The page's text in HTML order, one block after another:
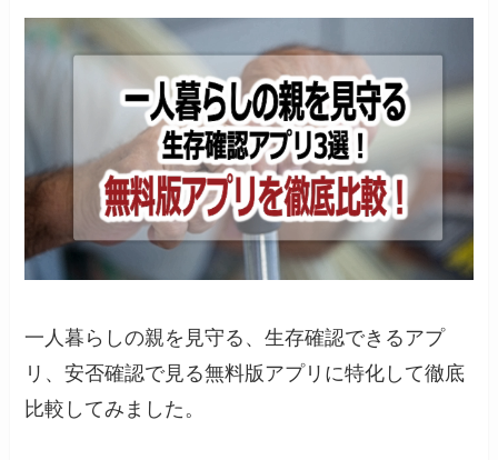
一人暮らしの親を見守る、生存確認できるアプ
リ、安否確認で見る無料版アプリに特化して徹底
比較してみました。